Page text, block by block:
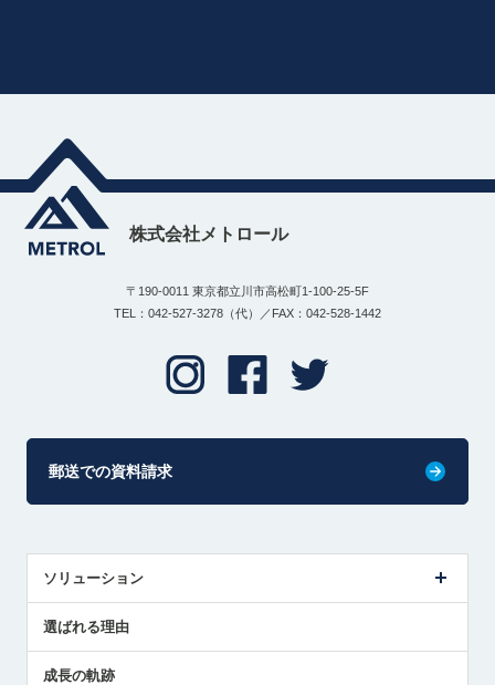
株式会社メトロール
〒190-0011 東京都立川市高松町1-100-25-5F
TEL：042-527-3278（代）／FAX：042-528-1442
郵送での資料請求
ソリューション
解決策提案
選ばれる理由
成長の軌跡